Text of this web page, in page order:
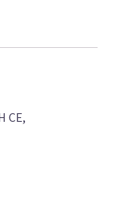
CE,